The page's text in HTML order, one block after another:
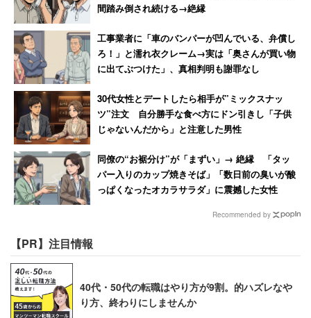
間踏み倒され続ける→絶縁
工事業者に「車のバンパーが凹んでいる、弁償し
ろ！」と濡れ衣クレーム→実は「奥さんが買い物
に出てぶつけた」、真相判明も謝罪なし
30代女性とデートしたら相手が”ミックスナッ
ツ”注文 自分勝手な食べ方にドン引きし「子供
じゃないんだから」と注意した男性
同僚の“お裾分け”が「まずい」→ 絶縁 「タッ
パー入りのカップ焼きそば」「数日前の臭いが酸
っぱくなったオカラサラダ」に震撼した女性
Recommended by
【PR】注目情報
40代・50代の転職はやり方が9割。的ハズレなや
り方、終わりにしませんか